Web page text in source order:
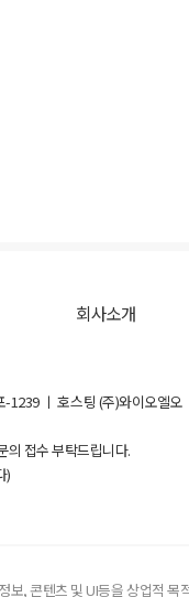
회사소개
1239 ㅣ 호스팅 (주)와이오엘오
의 접수 부탁드립니다.
)
, 콘텐츠 및 UI등을 상업적